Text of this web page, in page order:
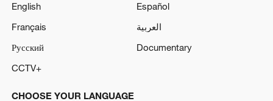
English
Español
Français
العربية
Русский
Documentary
CCTV+
CHOOSE YOUR LANGUAGE